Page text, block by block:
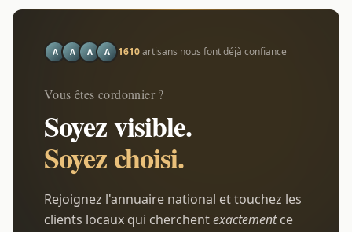
A A A A 1610artisans nous font déjà confiance
Vous êtes cordonnier ?
Soyez visible.
Soyez choisi.
Rejoignez l'annuaire national et touchez les
clients locaux qui cherchentexactementce